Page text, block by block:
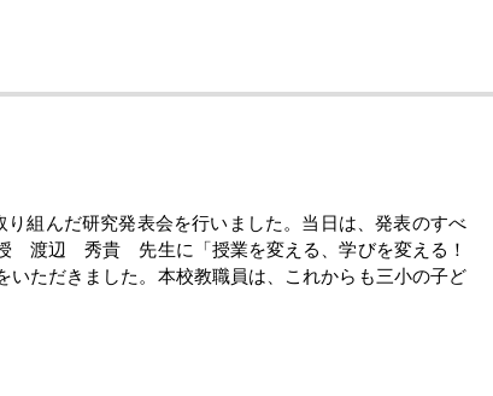
組んだ研究発表会を行いました。当日は、発表のすべ
渡辺 秀貴 先生に「授業を変える、学びを変える！
いただきました。本校教職員は、これからも三小の子ど